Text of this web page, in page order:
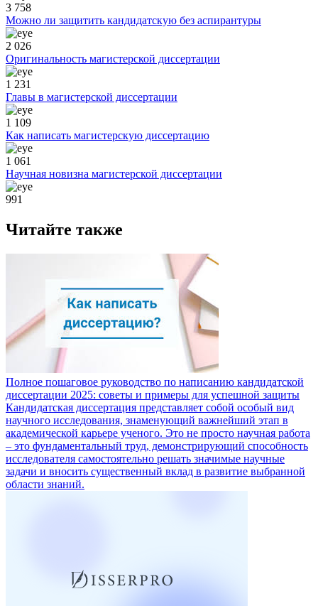
3 758
Можно ли защитить кандидатскую без аспирантуры
2 026
Оригинальность магистерской диссертации
1 231
Главы в магистерской диссертации
1 109
Как написать магистерскую диссертацию
1 061
Научная новизна магистерской диссертации
991
Читайте также
Полное пошаговое руководство по написанию кандидатской
диссертации 2025: советы и примеры для успешной защиты
Кандидатская диссертация представляет собой особый вид
научного исследования, знаменующий важнейший этап в
академической карьере ученого. Это не просто научная работа
– это фундаментальный труд, демонстрирующий способность
исследователя самостоятельно решать значимые научные
задачи и вносить существенный вклад в развитие выбранной
области знаний.